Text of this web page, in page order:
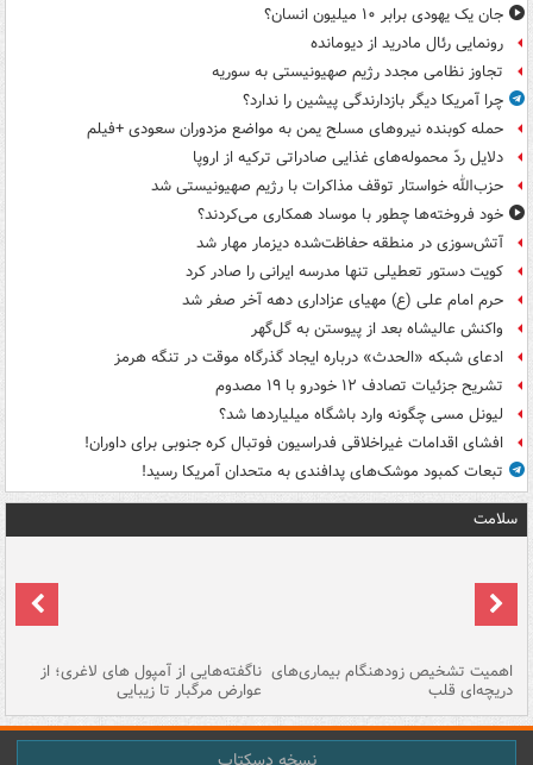
جان یک یهودی برابر ۱۰ میلیون انسان؟
رونمایی رئال مادرید از دیومانده
تجاوز نظامی مجدد رژیم صهیونیستی به سوریه
چرا آمریکا دیگر بازدارندگی پیشین را ندارد؟
حمله کوبنده نیروهای مسلح یمن به مواضع مزدوران سعودی +فیلم
دلایل ردّ محموله‌های غذایی صادراتی ترکیه از اروپا
حزب‌الله خواستار توقف مذاکرات با رژیم صهیونیستی شد
خود فروخته‌ها چطور با موساد همکاری می‌کردند؟
آتش‌سوزی در منطقه حفاظت‌شده دیزمار مهار شد
کویت دستور تعطیلی تنها مدرسه ایرانی را صادر کرد
حرم امام علی (ع) مهیای عزاداری دهه آخر صفر شد
واکنش عالیشاه بعد از پیوستن به گل‌گهر
ادعای شبکه «الحدث» درباره ایجاد گذرگاه موقت در تنگه هرمز
تشریح جزئیات تصادف ۱۲ خودرو با ۱۹ مصدوم
لیونل مسی چگونه وارد باشگاه میلیاردها شد؟
افشای اقدامات غیراخلاقی فدراسیون فوتبال کره جنوبی برای داوران!
تبعات کمبود موشک‌های پدافندی به متحدان آمریکا رسید!
سلامت
اهمیت تشخیص زودهنگام بیماری‌های
دریچه‌ای قلب
ناگفته‌هایی از آمپول های لاغری؛ از
عوارض مرگبار تا زیبایی